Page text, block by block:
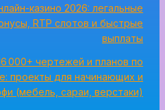
казино 2026: легальные
RTP слотов и быстрые
выплаты
000+ чертежей и планов по
проекты для начинающих и
(мебель, сараи, верстаки)